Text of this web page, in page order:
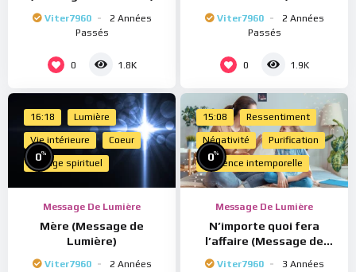
Viter7960
2 Années
Passés
0 1.8K
Viter7960
2 Années
Passés
0 1.9K
16:18 Lumière
Vie intérieure Coeur
Voyage spirituel
0%
Message De Lumière
Mère (Message de
Lumière)
Viter7960
2 Années
15:08 Ressentiment
Négativité Purification
Présence intemporelle
0%
Message De Lumière
N’importe quoi fera
l’affaire (Message de
Viter7960
3 Années